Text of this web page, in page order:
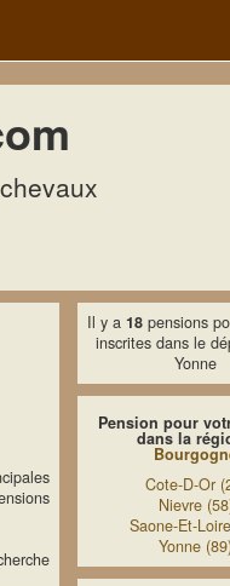
Il y a 18 pensions
inscrites dans le
Yonne
Pension pour
dans la
Cote-D-Or
Nievre
Saone-Et-
Yonne